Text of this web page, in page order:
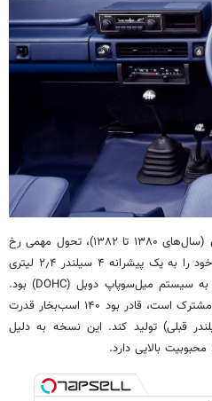
در دو سال پایانی تولید پاترول در ایران (سال‌های ۱۳۸۰ تا ۱۳۸۲)، تحول مهمی رخ
داد. موتورهای قدیمی کاربراتوری جای خود را به یک پیشرانه ۴ سیلندر ۲٫۴ لیتری
انژکتوری با ۱۶ سوپاپ دادند که مجهز به سیستم میل‌سوپاپ دوبل (DOHC) بود.
این موتور که با خودروی نیسان رونیز مشترک است، قادر بود ۱۴۰ اسب‌بخار قدرت
بیشتر از موتور ۴ سیلندر قبلی) تولید کند. این نسخه به دلیل
بالایی دارد.